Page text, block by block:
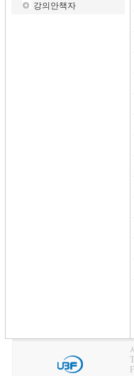
강의안책자